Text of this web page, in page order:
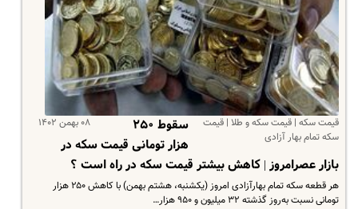
قیمت سکه | قیمت سکه و طلا | قیمت
سکه تمام بهار آزادی
۰۸ بهمن ۱۴۰۲
سقوط ۲۵۰
هزار تومانی قیمت سکه در
بازار عصرامروز | کاهش بیشتر قیمت سکه در راه است ؟
هر قطعه سکه تمام بهارآزادی امروز (یکشنبه، هشتم بهمن) با کاهش ۲۵۰ هزار
تومانی نسبت به‌روز گذشته ۳۲ میلیون و ۹۵۰ هزار…